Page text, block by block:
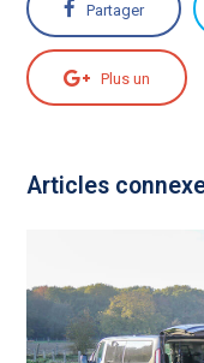
Partager
Plus un
Articles